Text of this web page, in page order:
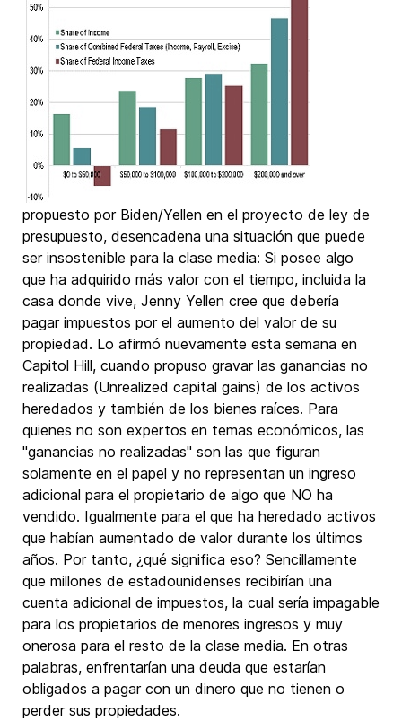
propuesto por Biden/Yellen en el proyecto de ley de
presupuesto, desencadena una situación que puede
ser insostenible para la clase media: Si posee algo
que ha adquirido más valor con el tiempo, incluida la
casa donde vive, Jenny Yellen cree que debería
pagar impuestos por el aumento del valor de su
propiedad. Lo afirmó nuevamente esta semana en
Capitol Hill, cuando propuso gravar las ganancias no
realizadas (Unrealized capital gains) de los activos
heredados y también de los bienes raíces. Para
quienes no son expertos en temas económicos, las
"ganancias no realizadas" son las que figuran
solamente en el papel y no representan un ingreso
adicional para el propietario de algo que NO ha
vendido. Igualmente para el que ha heredado activos
que habían aumentado de valor durante los últimos
años. Por tanto, ¿qué significa eso? Sencillamente
que millones de estadounidenses recibirían una
cuenta adicional de impuestos, la cual sería impagable
para los propietarios de menores ingresos y muy
onerosa para el resto de la clase media. En otras
palabras, enfrentarían una deuda que estarían
obligados a pagar con un dinero que no tienen o
perder sus propiedades.